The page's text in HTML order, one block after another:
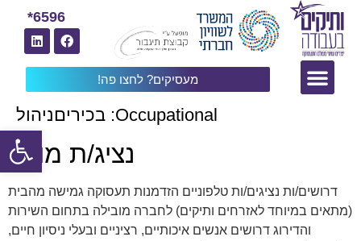
מעסיקים? לחצו פה!
6596*
Occupational: בכיריםניהול
נציג/ת מוקד
דרושים/ות נציגים/ות טלפוניים הזדמנות תעסוקה גמישה מהבית
(מתאים במיוחד לאזרחים ותיקים) לחברה מובילה בתחום השירות
והדירוג דרושים אנשים איכותיים, רציניים ובעלי ניסיון חיים,